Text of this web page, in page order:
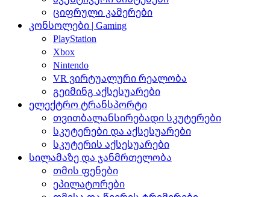
ციფრული კამერები
კონსოლები | Gaming
PlayStation
Xbox
Nintendo
VR ვირტუალური რეალობა
გეიმინგ აქსესუარები
ელექტრო ტრანსპორტი
თვითბალანსირებადი სკუტერები
სკუტერები და აქსესუარები
სკუტერის აქსესუარები
სილამაზე და ჯანმრთელობა
თმის ფენები
ეპილატორები